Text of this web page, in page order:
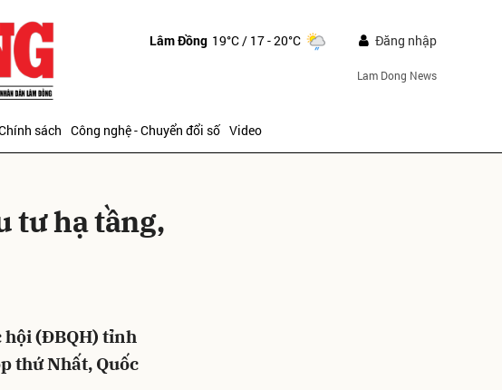
Lâm Đồng 19°C/ 17 - 20°C Đăng nhập
Lam Dong News
sách Công nghệ - Chuyển đổi số Video
tư hạ tầng,
hội (ĐBQH) tỉnh
thứ Nhất, Quốc